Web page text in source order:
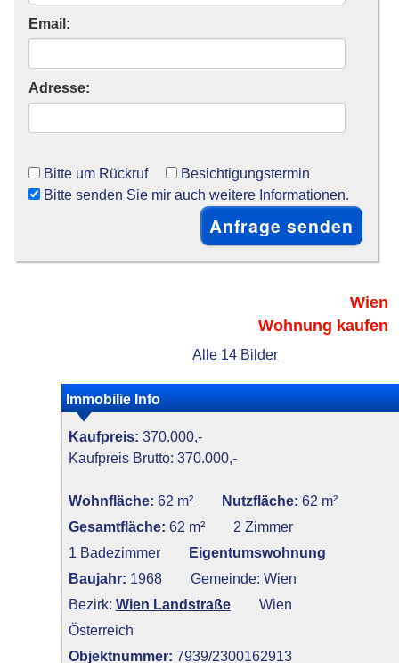
Email:
Adresse:
Bitte um Rückruf
Besichtigungstermin
Bitte senden Sie mir auch weitere Informationen.
Wien
Wohnung kaufen
Alle 14 Bilder
Immobilie Info
Kaufpreis: 370.000,-
Kaufpreis Brutto: 370.000,-
Wohnfläche: 62 m² Nutzfläche: 62 m²
Gesamtfläche: 62 m²
2 Zimmer
1 Badezimmer
Eigentumswohnung
Baujahr: 1968
Gemeinde: Wien
Bezirk: Wien Landstraße
Wien
Österreich
Objektnummer: 7939/2300162913